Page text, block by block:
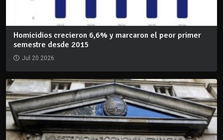
Homicidios crecieron 6,6% y marcaron el peor primer
semestre desde 2015
Jul 20 2026